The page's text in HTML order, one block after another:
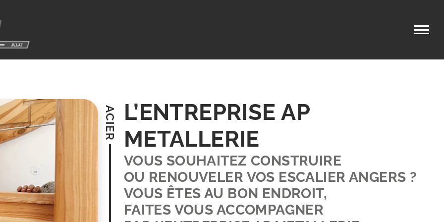
L’ENTREPRISE AP
METALLERIE
VOUS SOUHAITEZ CONSTRUIRE
OU RENOUVELER VOS ESCALIER ANGERS ?
VOUS ÊTES AU BON ENDROIT,
FAITES VOUS ACCOMPAGNER